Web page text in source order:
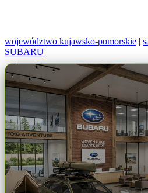
województwo kujawsko-pomorskie |
SUBARU